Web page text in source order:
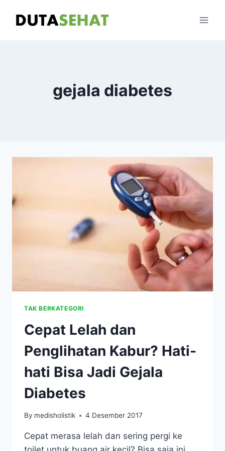
gejala diabetes
TAK BERKATEGORI
Cepat Lelah dan
Penglihatan Kabur? Hati-
hati Bisa Jadi Gejala
Diabetes
By medisholistik 4 Desember 2017
Cepat merasa lelah dan sering pergi ke